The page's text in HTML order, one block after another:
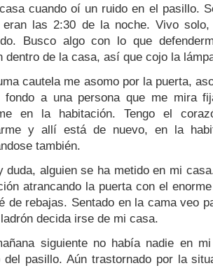
cuando oí un ruido en el pasillo.
eran las 2:30 de la noche. Vivo
Busco algo con lo que
dentro de la casa, así que cojo la
cautela me asomo por la puerta,
fondo a una persona que me mira
en la habitación. Tengo el
y allí está de nuevo, en la
también.
duda, alguien se ha metido en mi
atrancando la puerta con el
de rebajas. Sentado en la cama veo
decida irse de mi casa.
siguiente no había nadie en
del pasillo. Aún trastornado por la